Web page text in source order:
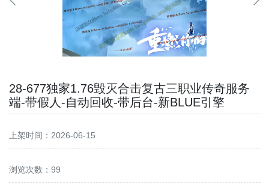
28-677独家1.76毁灭合击复古三职业传奇服务
端-带假人-自动回收-带后台-新BLUE引擎
上架时间：2026-06-15
浏览次数：99